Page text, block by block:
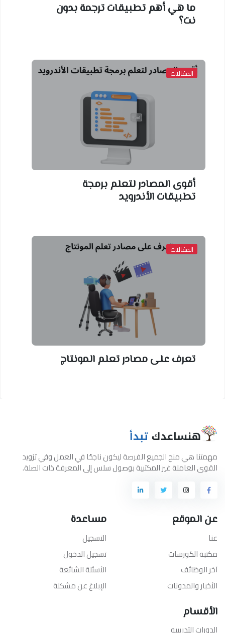
ما هي أهم تطبيقات ترجمة بدون
نت؟
المقالات
أقوى المصادر لتعلم برمجة
تطبيقات الأندرويد
المقالات
تعرف على مصادر تعلم المونتاج
مهمتنا هي منح الجميع الفرصة ليكون ناجحًا في العمل وفي تزويد
القوى العاملة غير المكتبية بوصول سلس إلى المعرفة ذات الصلة.
عن الموقع
عنا
مكتبة الكورسات
آخر الوظائف
الأخبار والمدونات
مساعدة
التسجيل
تسجيل الدخول
الأسئلة الشائعة
الإبلاغ عن مشكلة
الأقسام
الدورات التدريبيه